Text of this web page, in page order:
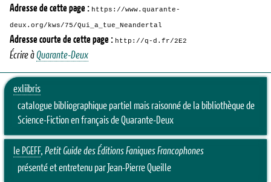
Adresse de cette page : https://www.quarante-
deux.org/kws/75/Qui_a_tue_Neandertal
Adresse courte de cette page : http://q-d.fr/2E2
Écrire à Quarante-Deux
exliibris
catalogue bibliographique partiel mais raisonné de la bibliothèque de
Science-Fiction en français de Quarante-Deux
le PGEFF, Petit Guide des Éditions Faniques Francophones
présenté et entretenu par Jean-Pierre Queille